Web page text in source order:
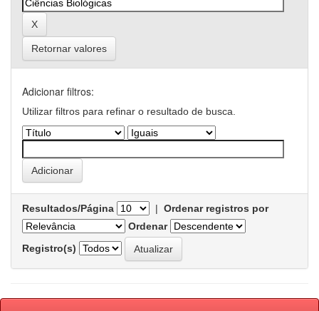
Retornar valores
Adicionar filtros:
Utilizar filtros para refinar o resultado de busca.
Resultados/Página | Ordenar registros por
Ordenar
Registro(s)